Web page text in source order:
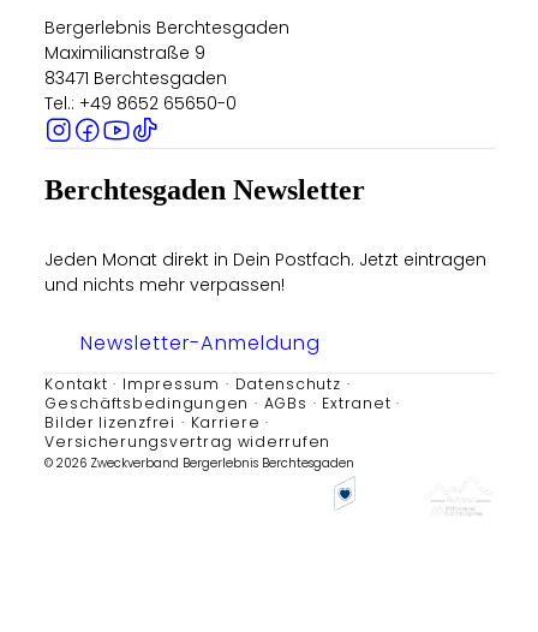
Bergerlebnis Berchtesgaden
Maximilianstraße 9
83471 Berchtesgaden
Tel.: +49 8652 65650-0
Berchtesgaden Newsletter
Jeden Monat direkt in Dein Postfach. Jetzt eintragen
und nichts mehr verpassen!
Newsletter-Anmeldung
Kontakt Impressum
Datenschutz
Geschäftsbedingungen
AGBs
Extranet
Bilder lizenzfrei
Karriere
Versicherungsvertrag widerrufen
© 2026 Zweckverband Bergerlebnis Berchtesgaden